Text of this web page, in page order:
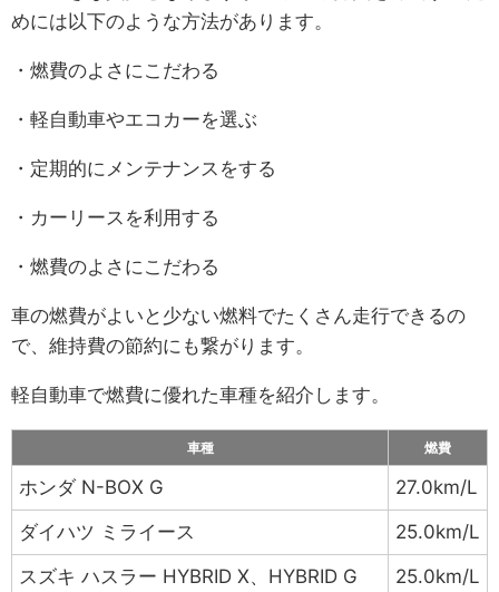
めには以下のような方法があります。
・燃費のよさにこだわる
・軽自動車やエコカーを選ぶ
・定期的にメンテナンスをする
・カーリースを利用する
・燃費のよさにこだわる
車の燃費がよいと少ない燃料でたくさん走行できるの
で、維持費の節約にも繋がります。
軽自動車で燃費に優れた車種を紹介します。
車種 燃費
ホンダ N-BOX G
27.0km/L
ダイハツ ミライース
25.0km/L
スズキ ハスラー HYBRID X、HYBRID G
25.0km/L